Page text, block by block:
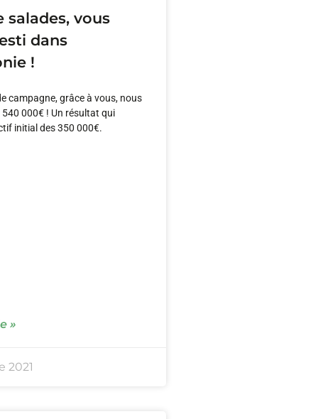
salades, vous
dans
!
campagne, grâce à vous, nous
000€ ! Un résultat qui
initial des 350 000€.
»
2021